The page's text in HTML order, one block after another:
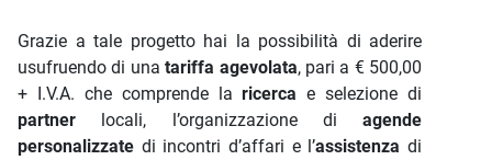
Grazie a tale progetto hai la possibilità di aderire
usufruendo di unatariffa agevolata, pari a € 500,00
+ I.V.A. che comprende laricerca e selezione di
partner locali, l’organizzazione di agende
personalizzate di incontri d’affari e l’assistenza di